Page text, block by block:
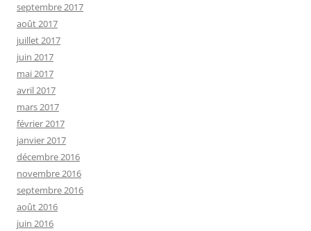
septembre 2017
août 2017
juillet 2017
juin 2017
mai 2017
avril 2017
mars 2017
février 2017
janvier 2017
décembre 2016
novembre 2016
septembre 2016
août 2016
juin 2016